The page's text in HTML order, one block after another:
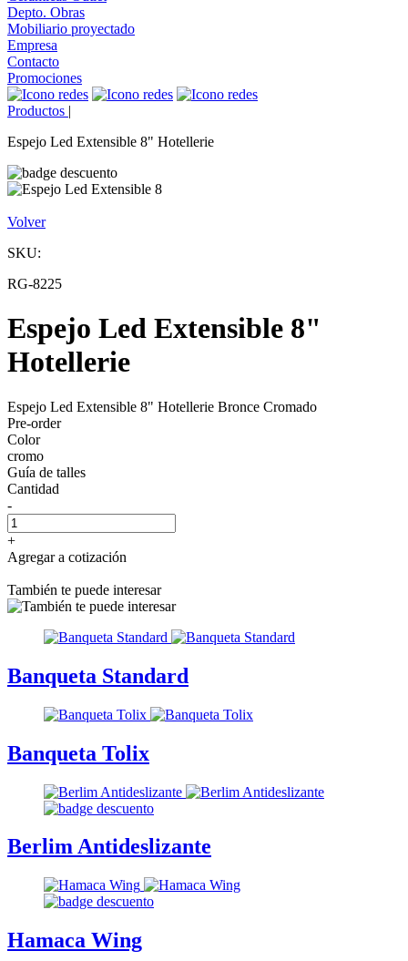
Depto. Obras
Mobiliario proyectado
Empresa
Contacto
Promociones
Productos |
Espejo Led Extensible 8" Hotellerie
Volver
SKU:
RG-8225
Espejo Led Extensible 8"
Hotellerie
Espejo Led Extensible 8" Hotellerie Bronce Cromado
Pre-order
Color
cromo
Guía de talles
Cantidad
-
+
Agregar a cotización
También te puede interesar
Banqueta Standard
Banqueta Tolix
Berlim Antideslizante
Hamaca Wing